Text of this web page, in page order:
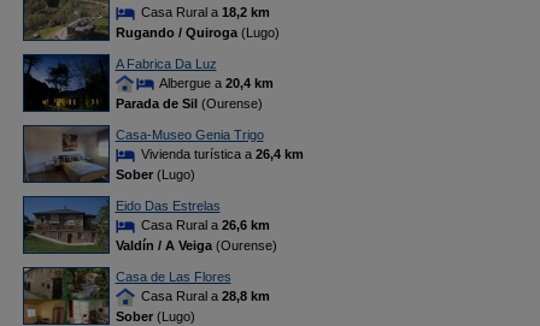
Casa Rural a 18,2 km
Rugando / Quiroga(Lugo)
A Fabrica Da Luz
Albergue a 20,4 km
Parada de Sil(Ourense)
Casa-Museo Genia Trigo
Vivienda turística a 26,4 km
Sober(Lugo)
Eido Das Estrelas
Casa Rural a 26,6 km
Valdín / A Veiga(Ourense)
Casa de Las Flores
Casa Rural a 28,8 km
Sober(Lugo)